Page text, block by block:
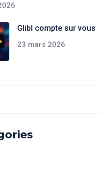
Glibl compte sur vous
23 mars 2026